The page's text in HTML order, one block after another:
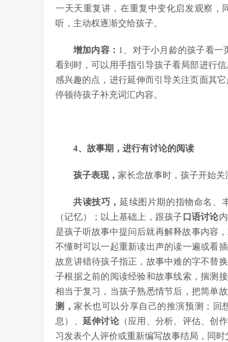
一天天重复讲，在重复中变化启发观察，
听，主动权逐渐交给孩子。
增加内容： 1、对于小月龄的孩子看一
看到时，可以用手指引导孩子看局部进行
感兴趣的点，进行延伸而引导关注页面其
停顿待孩子补充词汇内容。
4、故事期，进行有讨论的阅读
孩子表现， 家长念故事时，孩子开始关
共读技巧， 延续图片期的指物命名、
（记忆）；以上基础上，跟孩子 口语讨论
是孩子听故事中提问后就再解释故事内容
不懂时可以一起重新读出声的读一遍或看
故意讲错待孩子指正，故事中难的字不替
子根据之前的阅读经验和故事线索，揣测
相当于复习，当孩子熟悉情节后，把简单
测，家长也可以分享自己的推演预测；回
息）、 延伸讨论（应用、分析、评估、创
习发表个人评价或重新编写故事结局，同